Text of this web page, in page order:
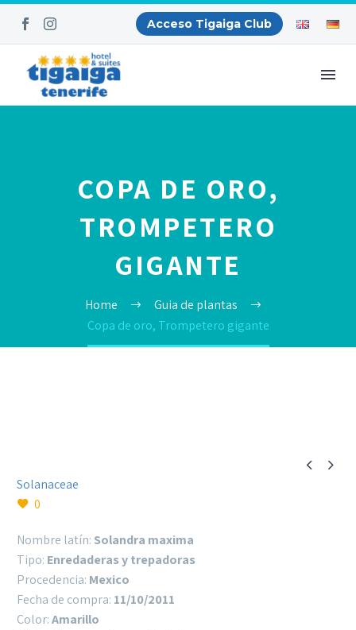
Acceso Tigaiga Club
COPA DE ORO,
TROMPETERO
GIGANTE
Home
Guia de plantas
Copa de oro, Trompetero gigante
 
Solanaceae
0
Nombre latín: Solandra maxima
Tipo: Enredaderas y trepadoras
Procedencia: Mexico
Fecha de compra: 11/10/2011
Color:Amarillo